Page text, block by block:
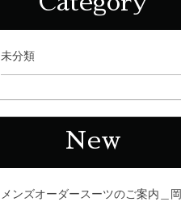
未分類
New
メンズオーダースーツのご案内＿岡